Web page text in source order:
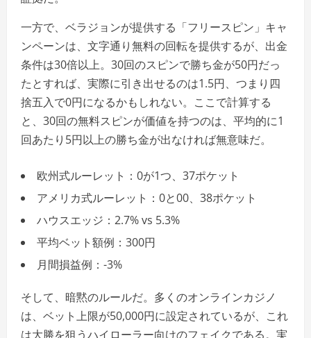
一方で、ベラジョンが提供する「フリースピン」キャ
ンペーンは、文字通り無料の回転を提供するが、出金
条件は30倍以上。30回のスピンで勝ち金が50円だっ
たとすれば、実際に引き出せるのは1.5円、つまり四
捨五入で0円になるかもしれない。ここで計算する
と、30回の無料スピンが価値を持つのは、平均的に1
回あたり5円以上の勝ち金が出なければ無意味だ。
欧州式ルーレット：0が1つ、37ポケット
アメリカ式ルーレット：0と00、38ポケット
ハウスエッジ：2.7% vs 5.3%
平均ベット額例：300円
月間損益例：-3%
そして、暗黙のルールだ。多くのオンラインカジノ
は、ベット上限が50,000円に設定されているが、これ
は大勝を狙うハイローラー向けのフェイクである。実